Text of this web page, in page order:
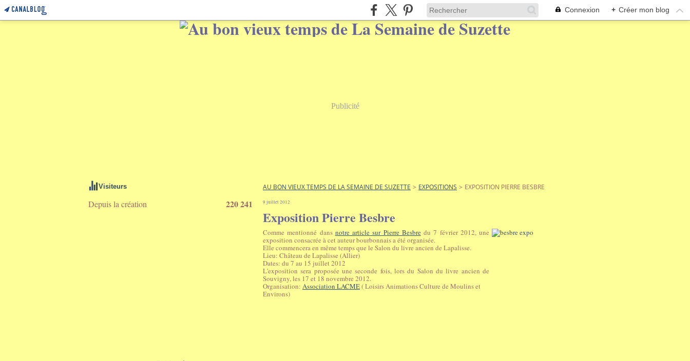
Connexion + Créer mon blog
Publicité
Visiteurs
Depuis la création 220 241
AU BON VIEUX TEMPS DE LA SEMAINE DE SUZETTE > EXPOSITIONS > EXPOSITION PIERRE BESBRE
9 juillet 2012
Exposition Pierre Besbre
Comme mentionné dans notre article sur Pierre Besbredu 7 février 2012, une
exposition consacrée à cet auteur bourbonnais a été organisée.
Elle commencera en même temps que le Salon du livre ancien de Lapalisse.
Lieu: Château de Lapalisse (Allier)
Dates: du 7 au 15 juillet 2012
L'exposition sera proposée une seconde fois, lors du Salon du livre ancien de
Souvigny, les 17 et 18 novembre 2012.
Organisation: Association LACME( Loisirs Animations Culture de Moulins et
Environs)